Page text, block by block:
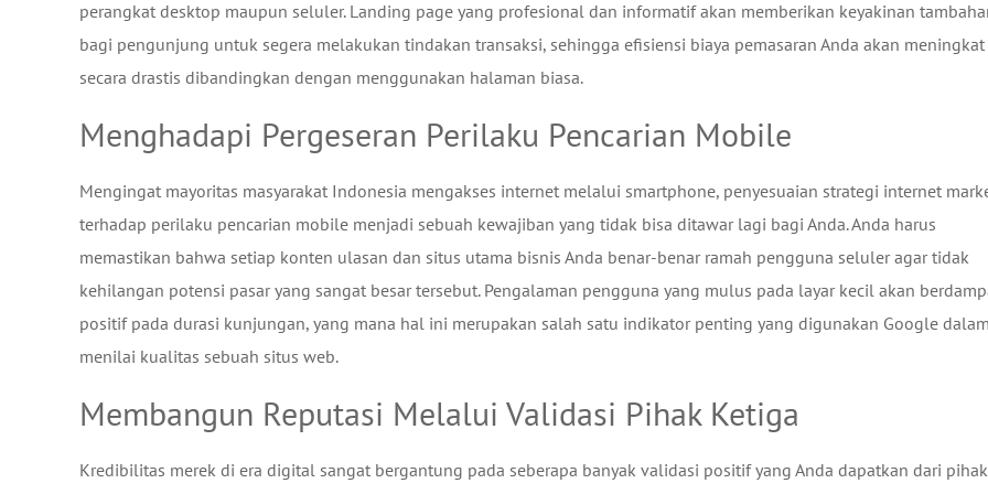
perangkat desktop maupun seluler. Landing page yang profesional dan informatif akan memberikan keyakinan
bagi pengunjung untuk segera melakukan tindakan transaksi, sehingga efisiensi biaya pemasaran Anda akan meningkat
secara drastis dibandingkan dengan menggunakan halaman biasa.
Menghadapi Pergeseran Perilaku Pencarian Mobile
Mengingat mayoritas masyarakat Indonesia mengakses internet melalui smartphone, penyesuaian strategi internet
terhadap perilaku pencarian mobile menjadi sebuah kewajiban yang tidak bisa ditawar lagi bagi Anda. Anda harus
memastikan bahwa setiap konten ulasan dan situs utama bisnis Anda benar-benar ramah pengguna seluler agar tidak
kehilangan potensi pasar yang sangat besar tersebut. Pengalaman pengguna yang mulus pada layar kecil akan
positif pada durasi kunjungan, yang mana hal ini merupakan salah satu indikator penting yang digunakan Google dalam
menilai kualitas sebuah situs web.
Membangun Reputasi Melalui Validasi Pihak Ketiga
Kredibilitas merek di era digital sangat bergantung pada seberapa banyak validasi positif yang Anda dapatkan dari pihak